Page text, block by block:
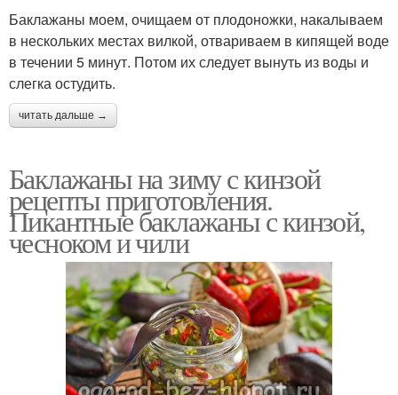
Баклажаны моем, очищаем от плодоножки, накалываем
в нескольких местах вилкой, отвариваем в кипящей воде
в течении 5 минут. Потом их следует вынуть из воды и
слегка остудить.
читать дальше →
Баклажаны на зиму с кинзой
рецепты приготовления.
Пикантные баклажаны с кинзой,
чесноком и чили